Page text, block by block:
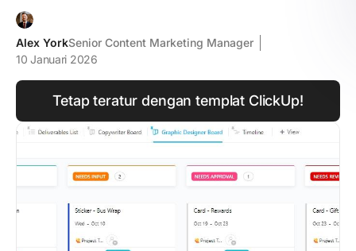
Alex YorkSenior Content Marketing Manager
10 Januari 2026
Tetap teratur dengan templat ClickUp!